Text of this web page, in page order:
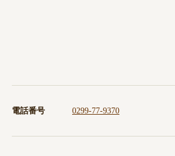
電話番号 0299-77-9370